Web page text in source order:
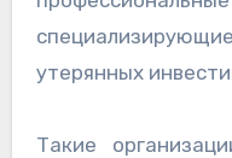
утерянных
Такие